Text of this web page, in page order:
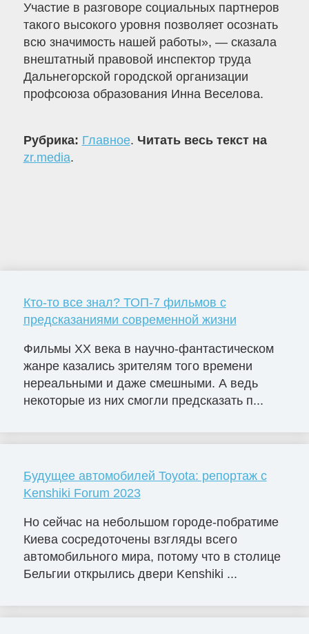
Участие в разговоре социальных партнеров
такого высокого уровня позволяет осознать
всю значимость нашей работы», — сказала
внештатный правовой инспектор труда
Дальнегорской городской организации
профсоюза образования Инна Веселова.
Рубрика: Главное. Читать весь текст на
zr.media.
Кто-то все знал? ТОП-7 фильмов с
предсказаниями современной жизни
Фильмы ХХ века в научно-фантастическом
жанре казались зрителям того времени
нереальными и даже смешными. А ведь
некоторые из них смогли предсказать п...
Будущее автомобилей Toyota: репортаж с
Kenshiki Forum 2023
Но сейчас на небольшом городе-побратиме
Киева сосредоточены взгляды всего
автомобильного мира, потому что в столице
Бельгии открылись двери Kenshiki ...